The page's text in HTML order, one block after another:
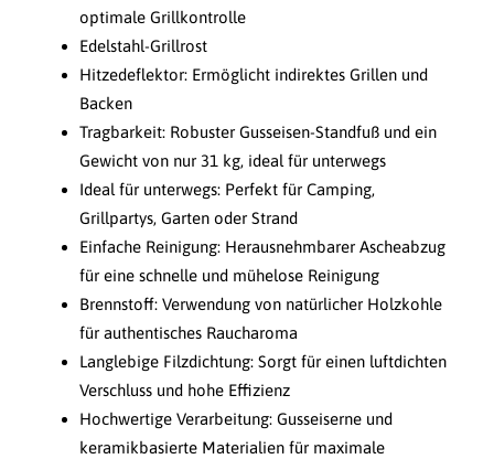
optimale Grillkontrolle
Edelstahl-Grillrost
Hitzedeflektor: Ermöglicht indirektes Grillen und
Backen
Tragbarkeit: Robuster Gusseisen-Standfuß und ein
Gewicht von nur 31 kg, ideal für unterwegs
Ideal für unterwegs: Perfekt für Camping,
Grillpartys, Garten oder Strand
Einfache Reinigung: Herausnehmbarer Ascheabzug
für eine schnelle und mühelose Reinigung
Brennstoff: Verwendung von natürlicher Holzkohle
für authentisches Raucharoma
Langlebige Filzdichtung: Sorgt für einen luftdichten
Verschluss und hohe Effizienz
Hochwertige Verarbeitung: Gusseiserne und
keramikbasierte Materialien für maximale